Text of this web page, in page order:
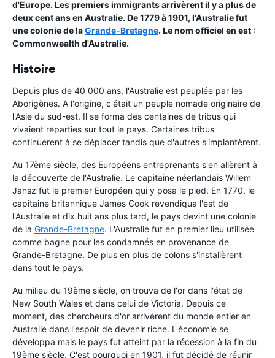
d'Europe. Les premiers immigrants arrivèrent il y a plus de
deux cent ans en Australie. De 1779 à 1901, l'Australie fut
une colonie de laGrande-Bretagne. Le nom officiel en est :
Commonwealth d'Australie.
Histoire
Depuis plus de 40 000 ans, l'Australie est peuplée par les
Aborigènes. A l'origine, c'était un peuple nomade originaire de
l'Asie du sud-est. Il se forma des centaines de tribus qui
vivaient réparties sur tout le pays. Certaines tribus
continuèrent à se déplacer tandis que d'autres s'implantèrent.
Au 17ème siècle, des Européens entreprenants s'en allèrent à
la découverte de l'Australie. Le capitaine néerlandais Willem
Jansz fut le premier Européen qui y posa le pied. En 1770, le
capitaine britannique James Cook revendiqua l'est de
l'Australie et dix huit ans plus tard, le pays devint une colonie
de la Grande-Bretagne. L'Australie fut en premier lieu utilisée
comme bagne pour les condamnés en provenance de
Grande-Bretagne. De plus en plus de colons s'installèrent
dans tout le pays.
Au milieu du 19ème siècle, on trouva de l'or dans l'état de
New South Wales et dans celui de Victoria. Depuis ce
moment, des chercheurs d'or arrivèrent du monde entier en
Australie dans l'espoir de devenir riche. L'économie se
développa mais le pays fut atteint par la récession à la fin du
19ème siècle. C'est pourquoi en 1901, il fut décidé de réunir